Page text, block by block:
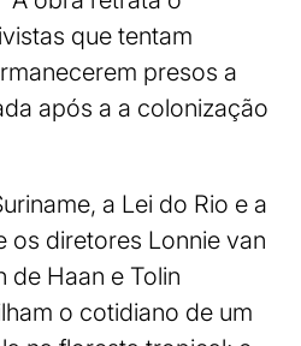
que tentam
presos a
após a a colonização
a Lei do Rio e a
os diretores Lonnie van
de Haan e Tolin
o cotidiano de um